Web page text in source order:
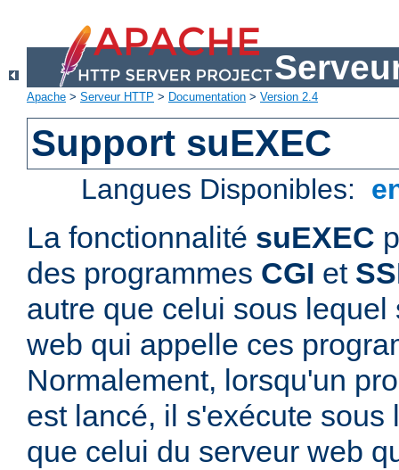
Apache > Serveur HTTP > Documentation > Version 2.4
Support suEXEC
Langues Disponibles:
La fonctionnalité suEXEC
des programmes CGI et
autre que celui sous
web qui appelle ces
Normalement, lorsqu'un
est lancé, il s'exécute sous
que celui du serveur web